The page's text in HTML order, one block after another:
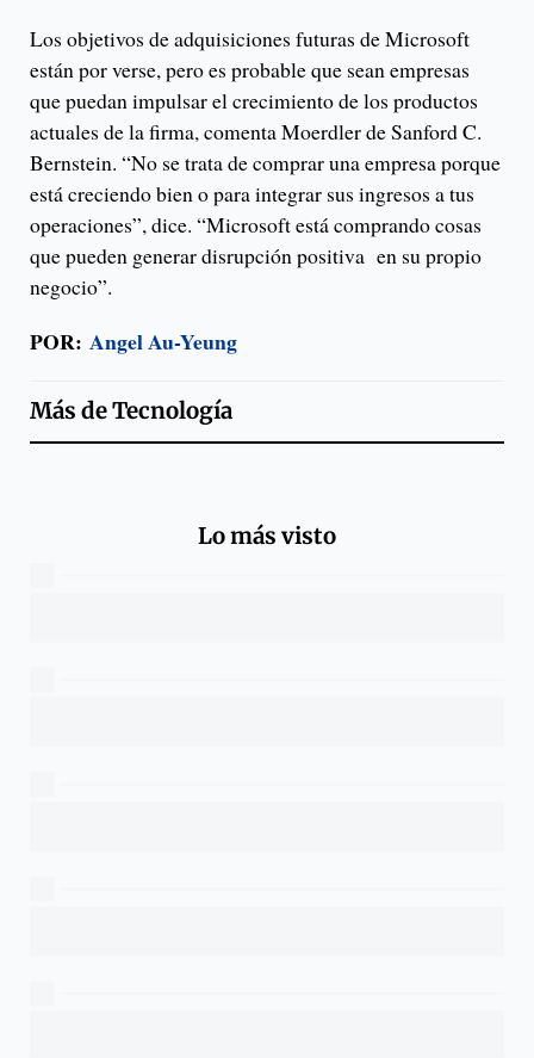
Los objetivos de adquisiciones futuras de Microsoft
están por verse, pero es probable que sean empresas
que puedan impulsar el crecimiento de los productos
actuales de la firma, comenta Moerdler de Sanford C.
Bernstein. “No se trata de comprar una empresa porque
está creciendo bien o para integrar sus ingresos a tus
operaciones”, dice. “Microsoft está comprando cosas
que pueden generar disrupción positiva en su propio
negocio”.
POR: Angel Au-Yeung
Más deTecnología
Lo más visto